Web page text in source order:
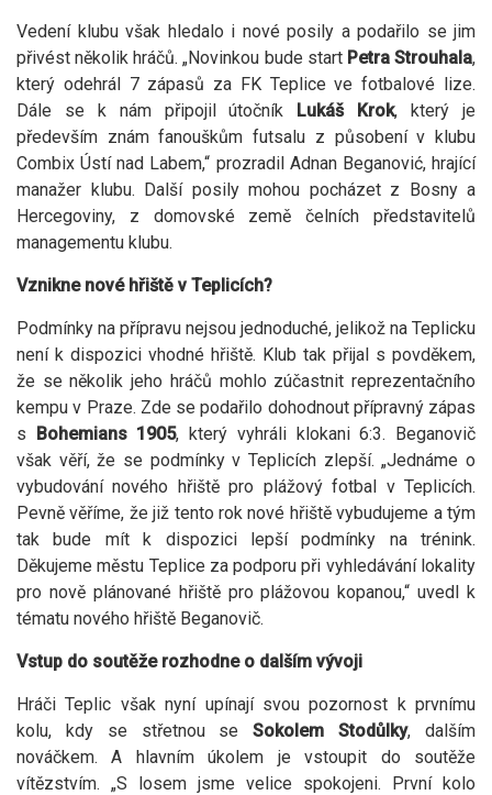
Vedení klubu však hledalo i nové posily a podařilo se jim
přivést několik hráčů. „Novinkou bude start Petra Strouhala,
který odehrál 7 zápasů za FK Teplice ve fotbalové lize.
Dále se k nám připojil útočník Lukáš Krok, který je
především znám fanouškům futsalu z působení v klubu
Combix Ústí nad Labem,“ prozradil Adnan Beganović, hrající
manažer klubu. Další posily mohou pocházet z Bosny a
Hercegoviny, z domovské země čelních představitelů
managementu klubu.
Vznikne nové hřiště v Teplicích?
Podmínky na přípravu nejsou jednoduché, jelikož na Teplicku
není k dispozici vhodné hřiště. Klub tak přijal s povděkem,
že se několik jeho hráčů mohlo zúčastnit reprezentačního
kempu v Praze. Zde se podařilo dohodnout přípravný zápas
s Bohemians 1905, který vyhráli klokani 6:3. Beganovič
však věří, že se podmínky v Teplicích zlepší. „Jednáme o
vybudování nového hřiště pro plážový fotbal v Teplicích.
Pevně věříme, že již tento rok nové hřiště vybudujeme a tým
tak bude mít k dispozici lepší podmínky na trénink.
Děkujeme městu Teplice za podporu při vyhledávání lokality
pro nově plánované hřiště pro plážovou kopanou,“ uvedl k
tématu nového hřiště Beganovič.
Vstup do soutěže rozhodne o dalším vývoji
Hráči Teplic však nyní upínají svou pozornost k prvnímu
kolu, kdy se střetnou seSokolem Stodůlky, dalším
nováčkem. A hlavním úkolem je vstoupit do soutěže
vítězstvím. „S losem jsme velice spokojeni. První kolo